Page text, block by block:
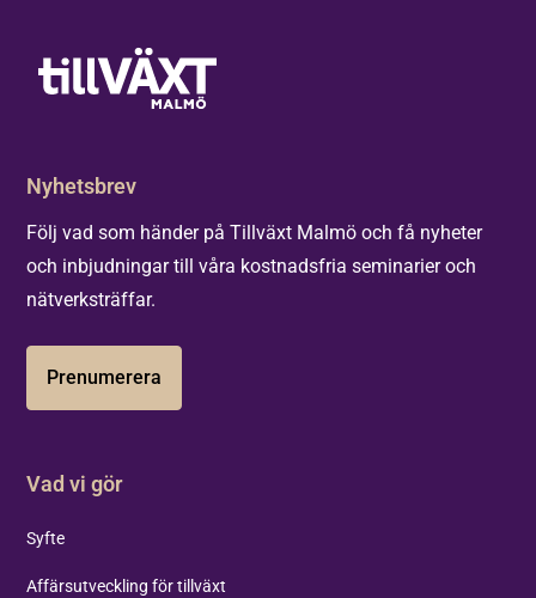
Nyhetsbrev
Följ vad som händer på Tillväxt Malmö och få nyheter
och inbjudningar till våra kostnadsfria seminarier och
nätverksträffar.
Prenumerera
Vad vi gör
Syfte
Affärsutveckling för tillväxt